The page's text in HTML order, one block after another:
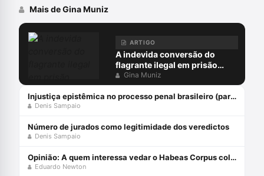
Mais de Gina Muniz
ARTIGO
A indevida conversão do
flagrante ilegal em prisão
preventiva
Gina Muniz
Injustiça epistêmica no processo penal brasileiro (parte 1)
Denis Sampaio
Número de jurados como legitimidade dos veredictos
Denis Sampaio
Opinião: A quem interessa vedar o Habeas Corpus coletivo?
Eduardo Newton